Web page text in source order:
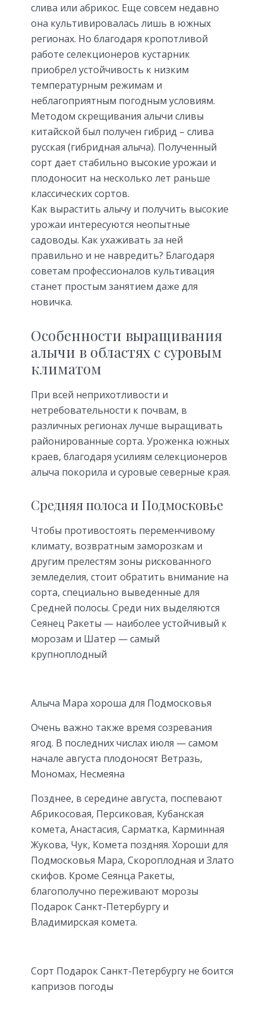
слива или абрикос. Еще совсем недавно
она культивировалась лишь в южных
регионах. Но благодаря кропотливой
работе селекционеров кустарник
приобрел устойчивость к низким
температурным режимам и
неблагоприятным погодным условиям.
Методом скрещивания алычи сливы
китайской был получен гибрид – слива
русская (гибридная алыча). Полученный
сорт дает стабильно высокие урожаи и
плодоносит на несколько лет раньше
классических сортов.
Как вырастить алычу и получить высокие
урожаи интересуются неопытные
садоводы. Как ухаживать за ней
правильно и не навредить? Благодаря
советам профессионалов культивация
станет простым занятием даже для
новичка.
Особенности выращивания
алычи в областях с суровым
климатом
При всей неприхотливости и
нетребовательности к почвам, в
различных регионах лучше выращивать
районированные сорта. Уроженка южных
краев, благодаря усилиям селекционеров
алыча покорила и суровые северные края.
Средняя полоса и Подмосковье
Чтобы противостоять переменчивому
климату, возвратным заморозкам и
другим прелестям зоны рискованного
земледелия, стоит обратить внимание на
сорта, специально выведенные для
Средней полосы. Среди них выделяются
Сеянец Ракеты — наиболее устойчивый к
морозам и Шатер — самый
крупноплодный
Алыча Мара хороша для Подмосковья
Очень важно также время созревания
ягод. В последних числах июля — самом
начале августа плодоносят Ветразь,
Мономах, Несмеяна
Позднее, в середине августа, поспевают
Абрикосовая, Персиковая, Кубанская
комета, Анастасия, Сарматка, Карминная
Жукова, Чук, Комета поздняя. Хороши для
Подмосковья Мара, Скороплодная и Злато
скифов. Кроме Сеянца Ракеты,
благополучно переживают морозы
Подарок Санкт-Петербургу и
Владимирская комета.
Сорт Подарок Санкт-Петербургу не боится
капризов погоды